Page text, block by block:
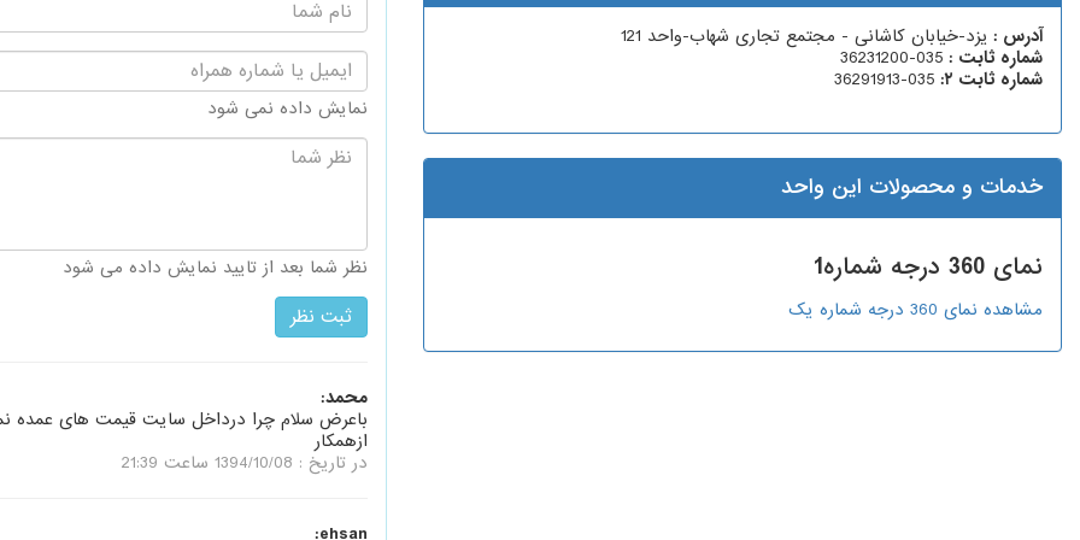
آدرس : یزد-خیابان کاشانی - مجتمع تجاری شهاب-واحد 121
شماره ثابت : 035-36231200
شماره ثابت ۲:
035-36291913
خدمات و محصولات این واحد
نمای 360 درجه شماره1
مشاهده نمای 360 درجه شماره یک
شما:
ایمیل
یا
شماره
همراه:
نمایش داده نمی شود
نظر
شما:
نظر شما بعد از تایید نمایش داده می شود
محمد:
باعرض سلام چرا درداخل سایت قیمت های عمده
ازهمکار
در تاریخ : 1394/10/08 ساعت 21:39
ehsan: